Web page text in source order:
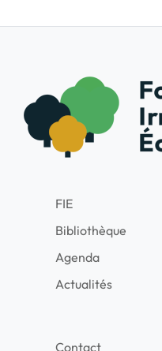
FIE
Bibliothèque
Agenda
Actualités
Contact